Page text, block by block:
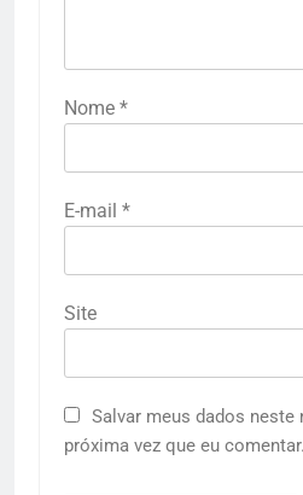
Nome *
E-mail *
Site
Salvar meus dados neste
próxima vez que eu comentar.